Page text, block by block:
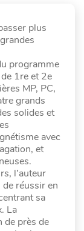
plus
programme
1re et 2e
MP, PC,
grands
solides et
avec
et
l’auteur
réussir en
sa
La
de près de